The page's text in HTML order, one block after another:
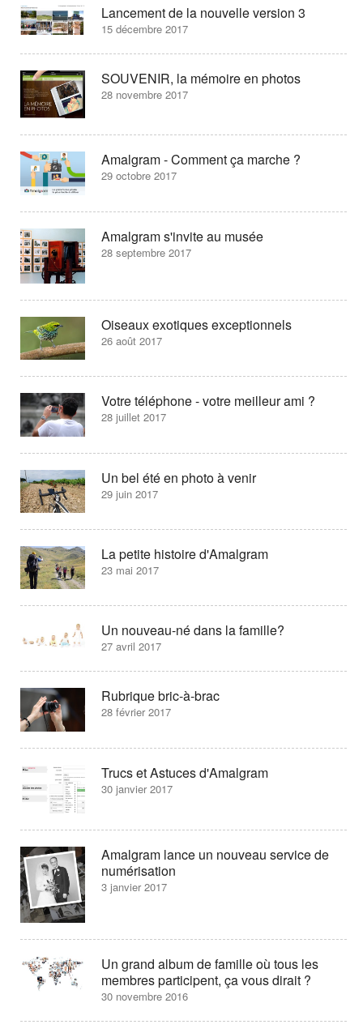
Lancement de la nouvelle version 3
15 décembre 2017
SOUVENIR, la mémoire en photos
28 novembre 2017
Amalgram - Comment ça marche ?
29 octobre 2017
Amalgram s'invite au musée
28 septembre 2017
Oiseaux exotiques exceptionnels
26 août 2017
Votre téléphone - votre meilleur ami ?
28 juillet 2017
Un bel été en photo à venir
29 juin 2017
La petite histoire d'Amalgram
23 mai 2017
Un nouveau-né dans la famille?
27 avril 2017
Rubrique bric-à-brac
28 février 2017
Trucs et Astuces d'Amalgram
30 janvier 2017
Amalgram lance un nouveau service de
numérisation
3 janvier 2017
Un grand album de famille où tous les
membres participent, ça vous dirait ?
30 novembre 2016